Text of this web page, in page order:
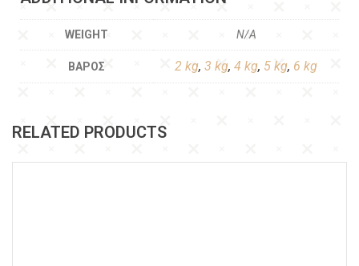
WEIGHT N/A
ΒΆΡΟΣ 2 kg, 3 kg, 4 kg, 5 kg, 6 kg
RELATED PRODUCTS